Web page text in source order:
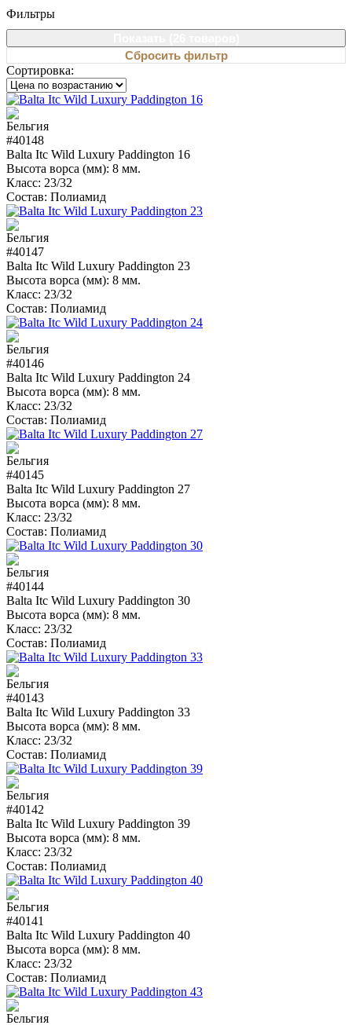
Фильтры
Сбросить фильтр
Сортировка:
#40148
Balta Itc Wild Luxury Paddington 16
Высота ворса (мм): 8 мм.
Класс: 23/32
Состав: Полиамид
#40147
Balta Itc Wild Luxury Paddington 23
Высота ворса (мм): 8 мм.
Класс: 23/32
Состав: Полиамид
#40146
Balta Itc Wild Luxury Paddington 24
Высота ворса (мм): 8 мм.
Класс: 23/32
Состав: Полиамид
#40145
Balta Itc Wild Luxury Paddington 27
Высота ворса (мм): 8 мм.
Класс: 23/32
Состав: Полиамид
#40144
Balta Itc Wild Luxury Paddington 30
Высота ворса (мм): 8 мм.
Класс: 23/32
Состав: Полиамид
#40143
Balta Itc Wild Luxury Paddington 33
Высота ворса (мм): 8 мм.
Класс: 23/32
Состав: Полиамид
#40142
Balta Itc Wild Luxury Paddington 39
Высота ворса (мм): 8 мм.
Класс: 23/32
Состав: Полиамид
#40141
Balta Itc Wild Luxury Paddington 40
Высота ворса (мм): 8 мм.
Класс: 23/32
Состав: Полиамид